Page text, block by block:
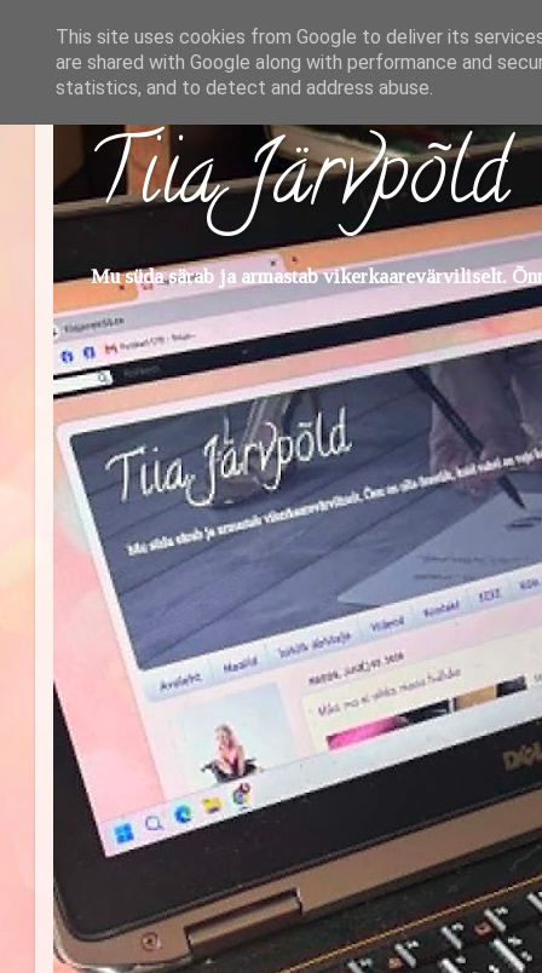
Tiia Järvpõld
Mu süda särab ja armastab vikerkaarevärviliselt.
This site uses cookies from Google to deliver its
are shared with Google along with performance and
statistics, and to detect and address abuse.